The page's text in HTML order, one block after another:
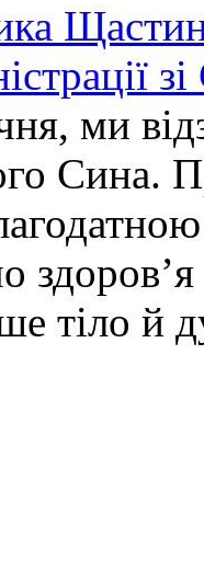
ми
Сина.
здоров’я
тіло й